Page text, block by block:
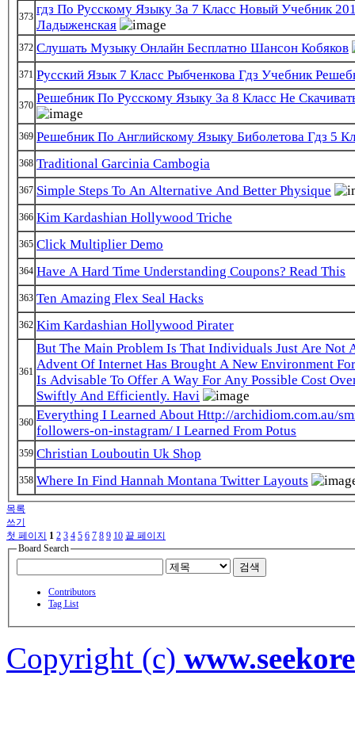
373 гдз По Русскому Языку За 7 Класс Новый Учебник
Ладыженская
372 Слушать Музыку Онлайн Бесплатно Шансон Кобяков
371 Русский Язык 7 Класс Рыбченкова Гдз Учебник
370 Решебник По Русскому Языку За 8 Класс Не
369 Решебник По Английскому Языку Биболетова Гдз 5
368 Traditional Garcinia Cambogia
367 Simple Steps To An Alternative And Better Physique
366 Kim Kardashian Hollywood Triche
365 Click Multiplier Demo
364 Have A Hard Time Understanding Coupons? Read This
363 Ten Amazing Flex Seal Hacks
362 Kim Kardashian Hollywood Pirater
361
But The Main Problem Is That Individuals Just Are Not
Advent Of Internet Has Brought A New Environment
Is Advisable To Offer A Way For Any Possible Cost
Swiftly And Efficiently. Havi
360 Everything I Learned About Http://archidiom.com.au/
followers-on-instagram/ I Learned From Potus
359 Christian Louboutin Uk Shop
358 Where In Find Hannah Montana Twitter Layouts
목록
쓰기
첫 페이지 1 2 3 4 5 6 7 8 9 10 끝 페이지
Board Search
검색
Contributors
Tag List
Copyright (c)